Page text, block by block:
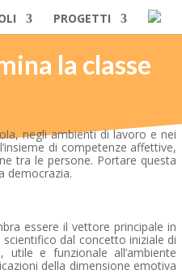
PROGETTI
la classe
negli ambienti di lavoro e nei
l’insieme di competenze affettive,
tra le persone. Portare questa
democrazia.
essere il vettore principale in
dal concetto iniziale di
e funzionale all’ambiente
della dimensione emotiva